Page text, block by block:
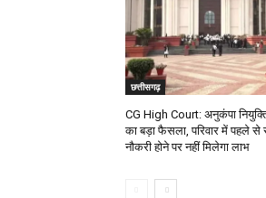
छत्तीसगढ़
CG High Court: अनुकंपा नियुक्ति
का बड़ा फैसला, परिवार में पहले से
नौकरी होने पर नहीं मिलेगा लाभ